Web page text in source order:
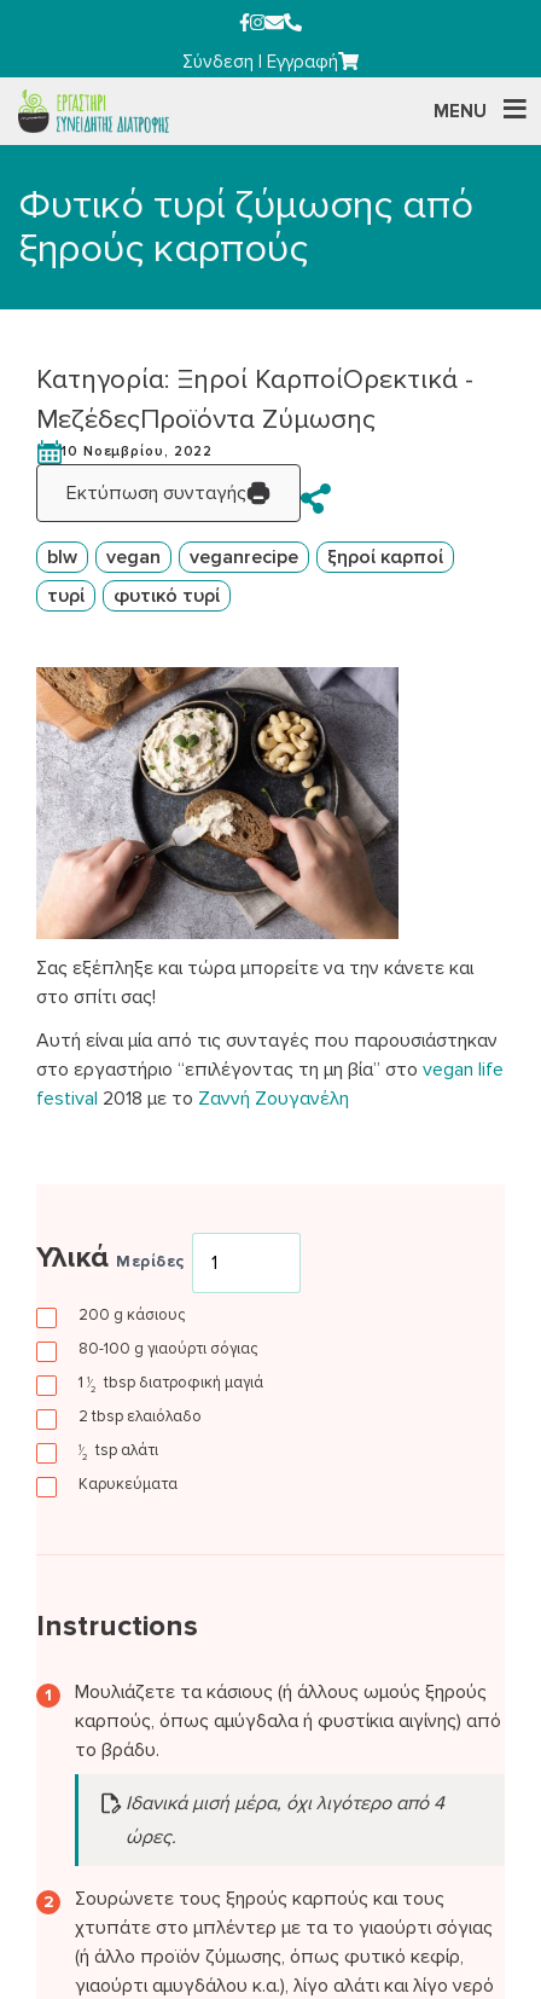
Σύνδεση |Εγγραφή
MENU
Φυτικό τυρί ζύμωσης από
ξηρούς καρπούς
Κατηγορία: Ξηροί ΚαρποίΟρεκτικά -
ΜεζέδεςΠροϊόντα Ζύμωσης
10 Νοεμβρίου, 2022
Εκτύπωση συνταγής
blw vegan veganrecipe
ξηροί καρποί
τυρί
φυτικό τυρί
Σας εξέπληξε και τώρα μπορείτε να την κάνετε και
στο σπίτι σας!
Αυτή είναι μία από τις συνταγές που παρουσιάστηκαν
στο εργαστήριο “επιλέγοντας τη μη βία” στο vegan life
festival 2018 με το Ζαννή Ζουγανέλη
Υλικά Μερίδες
200 g κάσιους
80-100 g γιαούρτι σόγιας
1 1⁄2 tbsp διατροφική μαγιά
2 tbsp ελαιόλαδο
1⁄2 tsp αλάτι
Καρυκεύματα
Instructions
Μουλιάζετε τα κάσιους (ή άλλους ωμούς ξηρούς
καρπούς, όπως αμύγδαλα ή φυστίκια αιγίνης) από
το βράδυ.
Ιδανικά μισή μέρα, όχι λιγότερο από 4
ώρες.
Σουρώνετε τους ξηρούς καρπούς και τους
χτυπάτε στο μπλέντερ με τα το γιαούρτι σόγιας
(ή άλλο προϊόν ζύμωσης, όπως φυτικό κεφίρ,
γιαούρτι αμυγδάλου κ.α.), λίγο αλάτι και λίγο νερό